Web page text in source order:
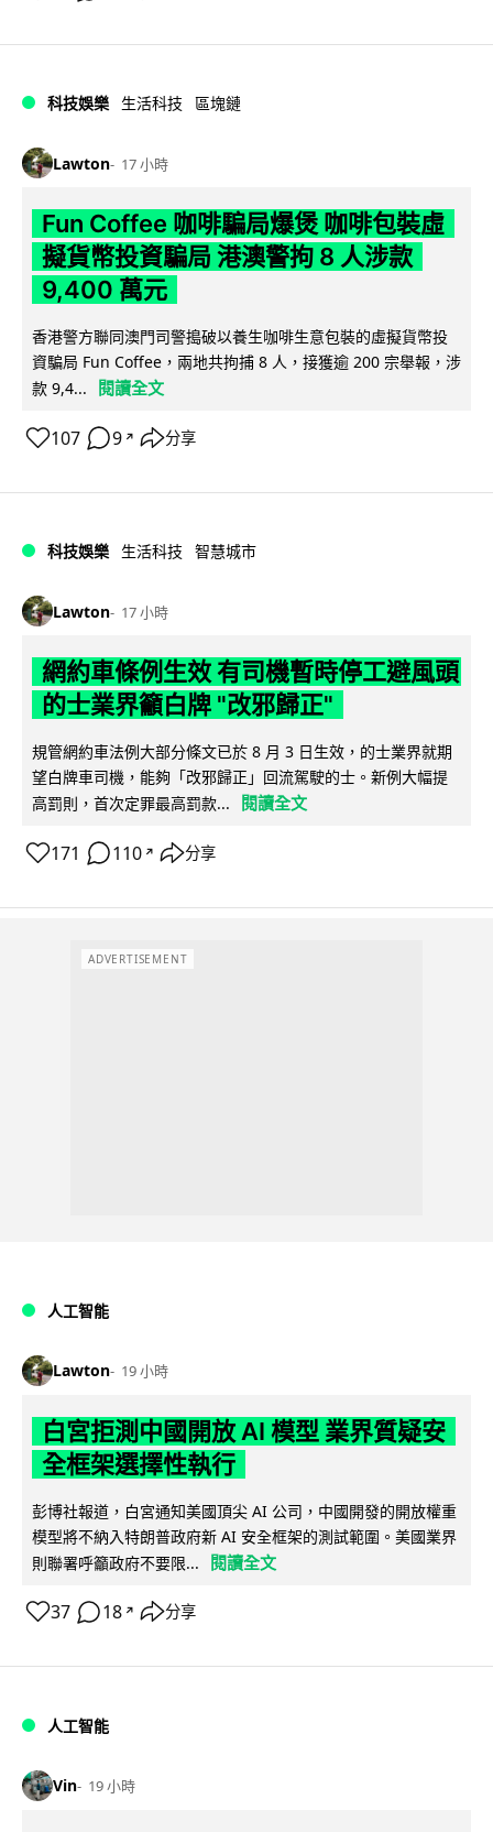
科技娛樂 生活科技 區塊鏈
Lawton 17 小時
Fun Coffee 咖啡騙局爆煲 咖啡包裝虛
擬貨幣投資騙局 港澳警拘 8 人涉款
9,400 萬元
香港警方聯同澳門司警搗破以養生咖啡生意包裝的虛擬貨幣投
資騙局 Fun Coffee，兩地共拘捕 8 人，接獲逾 200 宗舉報，涉
款 9,4...
閱讀全文
107 9 ↗ 分享
科技娛樂 生活科技 智慧城市
Lawton 17 小時
網約車條例生效 有司機暫時停工避風頭
的士業界籲白牌 "改邪歸正"
規管網約車法例大部分條文已於 8 月 3 日生效，的士業界就期
望白牌車司機，能夠「改邪歸正」回流駕駛的士。新例大幅提
高罰則，首次定罪最高罰款...
閱讀全文
171 110 ↗ 分享
ADVERTISEMENT
人工智能
Lawton 19 小時
白宮拒測中國開放 AI 模型 業界質疑安
全框架選擇性執行
彭博社報道，白宮通知美國頂尖 AI 公司，中國開發的開放權重
模型將不納入特朗普政府新 AI 安全框架的測試範圍。美國業界
則聯署呼籲政府不要限...
閱讀全文
37 18 ↗ 分享
人工智能
Vin 19 小時